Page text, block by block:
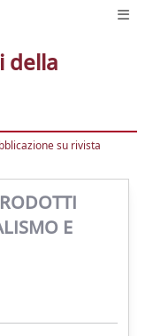
della
su rivista
E